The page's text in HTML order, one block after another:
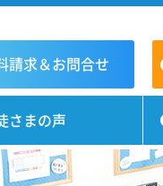
請求＆お問合せ
さまの声